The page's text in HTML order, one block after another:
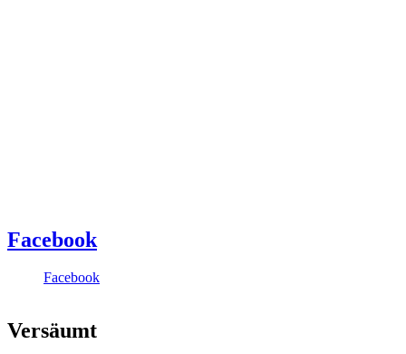
Facebook
Facebook
Versäumt